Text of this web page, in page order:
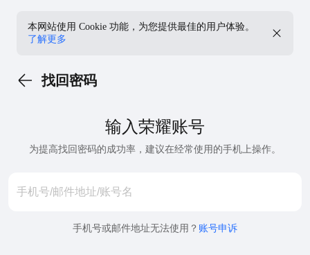
本网站使用 Cookie 功能，为您提供最佳的用户体验。
了解更多
找回密码
输入荣耀账号
为提高找回密码的成功率，建议在经常使用的手机上操作。
手机号或邮件地址无法使用？ 账号申诉